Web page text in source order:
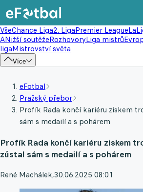
VšeChance Liga2. LigaPremier League
ANižší soutěžeRozhovoryLiga mistrů
ligaMistrovství světa
Více
eFotbal
Pražský přebor
Profík Rada končí kariéru ziskem
sám s medailí a s pohárem
Profík Rada končí kariéru ziskem
zůstal sám s medailí a s pohárem
René Machálek,30.06.2025 08:01